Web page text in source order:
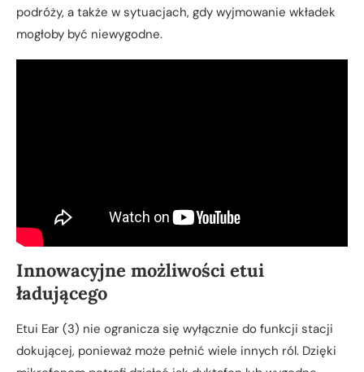
podróży, a także w sytuacjach, gdy wyjmowanie wkładek
mogłoby być niewygodne.
Innowacyjne możliwości etui
ładującego
Etui Ear (3) nie ogranicza się wyłącznie do funkcji stacji
dokującej, ponieważ może pełnić wiele innych ról. Dzięki